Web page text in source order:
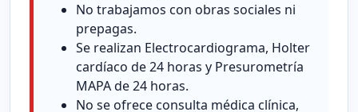
No trabajamos con obras sociales ni
prepagas.
Se realizan Electrocardiograma, Holter
cardíaco de 24 horas y Presurometría
MAPA de 24 horas.
No se ofrece consulta médica clínica,